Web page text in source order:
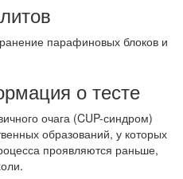
парафиновых блоков и
о тесте
очага (CUP-синдром)
образований, у которых
проявляются раньше,